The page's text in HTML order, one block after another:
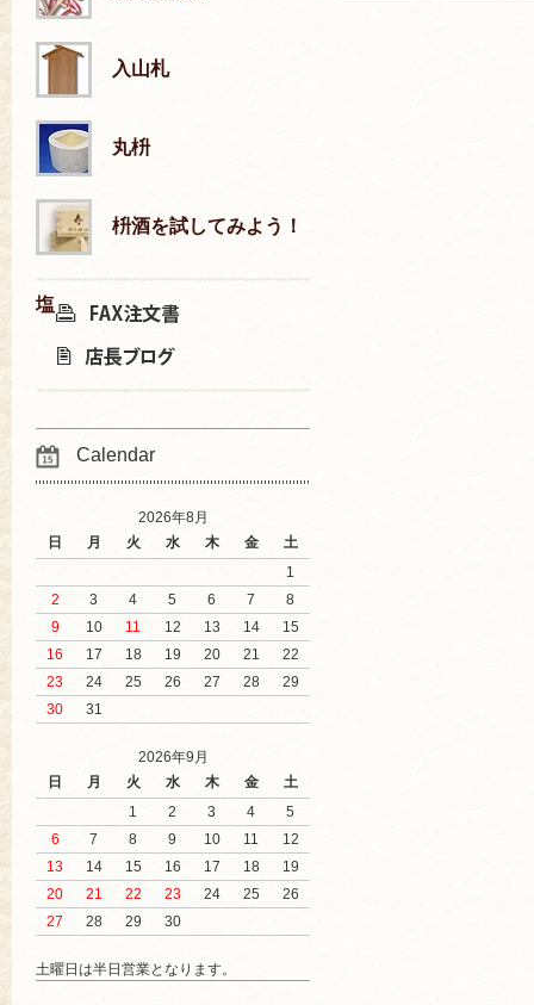
入山札
丸枡
枡酒を試してみよう！
塩
Calendar
2026年8月
日
月 火 水 木 金
土
1
2
3 4 5 6 7
8
9
10 11 12 13 14
15
16
17 18 19 20 21
22
23
24 25 26 27 28
29
30
31
2026年9月
日
月 火 水 木 金
土
1
2 3 4
5
6
7 8 9 10 11
12
13
14 15 16 17 18
19
20
21 22 23 24 25
26
27
28 29 30
土曜日は半日営業となります。